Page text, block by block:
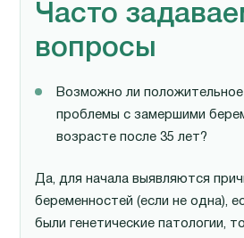
Часто
вопросы
Возможно ли
проблемы с замершими
возрасте после 35 лет?
Да, для начала выявляются
беременностей (если не одна),
были генетические патологии,